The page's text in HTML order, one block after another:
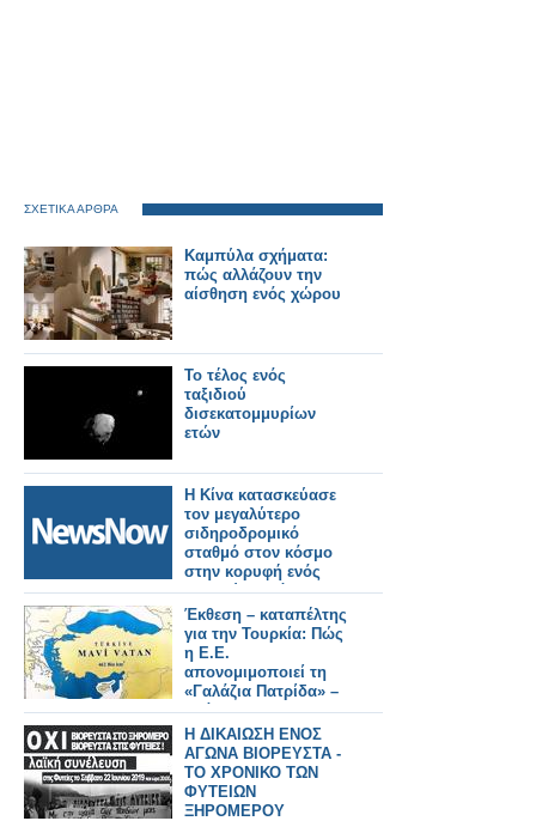
ΣΧΕΤΙΚΑ ΑΡΘΡΑ
Καμπύλα σχήματα:
πώς αλλάζουν την
αίσθηση ενός χώρου
Το τέλος ενός
ταξιδιού
δισεκατομμυρίων
ετών
Η Κίνα κατασκεύασε
τον μεγαλύτερο
σιδηροδρομικό
σταθμό στον κόσμο
στην κορυφή ενός
βουνού σε μόλις 38
μήνες!
Έκθεση – καταπέλτης
για την Τουρκία: Πώς
η Ε.Ε.
απονομιμοποιεί τη
«Γαλάζια Πατρίδα» –
Ανάλυση του
Κωνσταντίνου
Μπαλωμένου
Η ΔΙΚΑΙΩΣΗ ΕΝΟΣ
ΑΓΩΝΑ ΒΙΟΡΕΥΣΤΑ -
ΤΟ ΧΡΟΝΙΚΟ ΤΩΝ
ΦΥΤΕΙΩΝ
ΞΗΡΟΜΕΡΟΥ